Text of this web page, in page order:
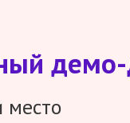
демо-
место